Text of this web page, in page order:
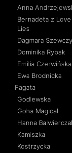
Anna
Bernadeta z
Lies
Dagmara
Dominika Rybak
Emilia Czerwińska
Ewa Brodnicka
Fagata
Godlewska
Goha Magical
Hanna
Kamiszka
Kostrzycka